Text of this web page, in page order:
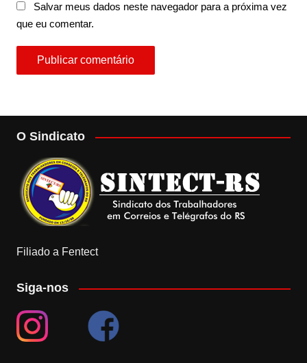
Salvar meus dados neste navegador para a próxima vez
que eu comentar.
O Sindicato
Filiado a Fentect
Siga-nos